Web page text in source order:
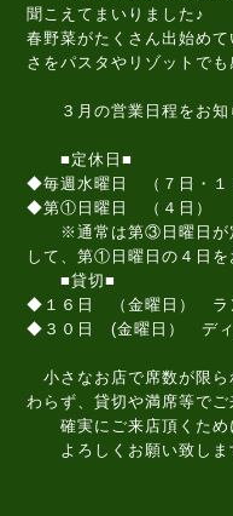
聞こえてまいりました♪
春野菜がたくさん出始め
さをパスタやリゾットで
３月の営業日程をお知
■定休日■
◆毎週水曜日 （７日・１
◆第①日曜日 （４日）
※通常は第③日曜日が定
して、第①日曜日の４日を
■貸切■
◆１６日 （金曜日） ラ
◆３０日 (金曜日） ディ
小さなお店で席数が限ら
わらず、貸切や満席等でご
確実にご来店頂くため
よろしくお願い致し